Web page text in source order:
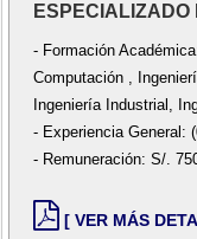
ESPECIALIZADO
- Formación
Computación ,
Ingeniería Industrial,
- Experiencia General:
- Remuneración: S/.
[ VER MÁS